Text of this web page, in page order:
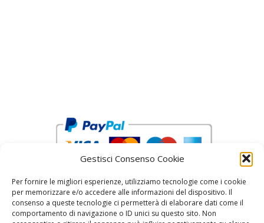
Gestisci Consenso Cookie
Per fornire le migliori esperienze, utilizziamo tecnologie come i cookie
per memorizzare e/o accedere alle informazioni del dispositivo. Il
consenso a queste tecnologie ci permetterà di elaborare dati come il
comportamento di navigazione o ID unici su questo sito. Non